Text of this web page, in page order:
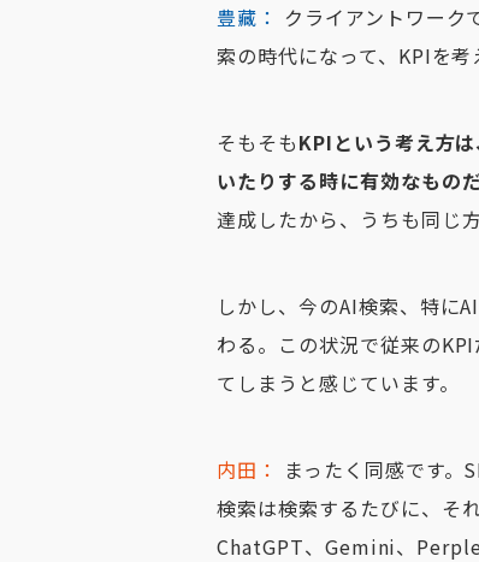
豊藏： クライアントワーク
索の時代になって、KPIを考
そもそもKPIという考え方
いたりする時に有効なもの
達成したから、うちも同じ
しかし、今のAI検索、特に
わる。この状況で従来の
てしまうと感じています。
内田：
まったく同感です。
検索は検索するたびに、そ
ChatGPT、Gemini、